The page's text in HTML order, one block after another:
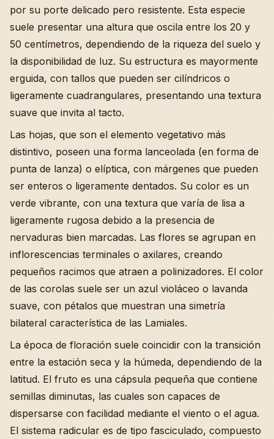
por su porte delicado pero resistente. Esta especie
suele presentar una altura que oscila entre los 20 y
50 centímetros, dependiendo de la riqueza del suelo y
la disponibilidad de luz. Su estructura es mayormente
erguida, con tallos que pueden ser cilíndricos o
ligeramente cuadrangulares, presentando una textura
suave que invita al tacto.
Las hojas, que son el elemento vegetativo más
distintivo, poseen una forma lanceolada (en forma de
punta de lanza) o elíptica, con márgenes que pueden
ser enteros o ligeramente dentados. Su color es un
verde vibrante, con una textura que varía de lisa a
ligeramente rugosa debido a la presencia de
nervaduras bien marcadas. Las flores se agrupan en
inflorescencias terminales o axilares, creando
pequeños racimos que atraen a polinizadores. El color
de las corolas suele ser un azul violáceo o lavanda
suave, con pétalos que muestran una simetría
bilateral característica de las Lamiales.
La época de floración suele coincidir con la transición
entre la estación seca y la húmeda, dependiendo de la
latitud. El fruto es una cápsula pequeña que contiene
semillas diminutas, las cuales son capaces de
dispersarse con facilidad mediante el viento o el agua.
El sistema radicular es de tipo fasciculado, compuesto